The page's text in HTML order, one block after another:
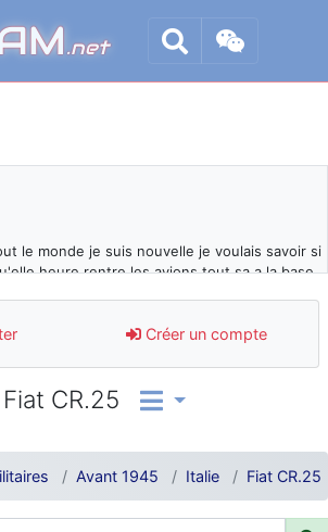
.net
le monde je suis nouvelle je voulais savoir si
heure rentre les avions tout sa a la base
les quelques blocages du site ces derniers
contre le spam et les bots trop nocifs
bannière
> si tu parles du sujet sur l'Armée de l'Air,
Créer un compte
CR.25
Avant 1945 Italie Fiat CR.25